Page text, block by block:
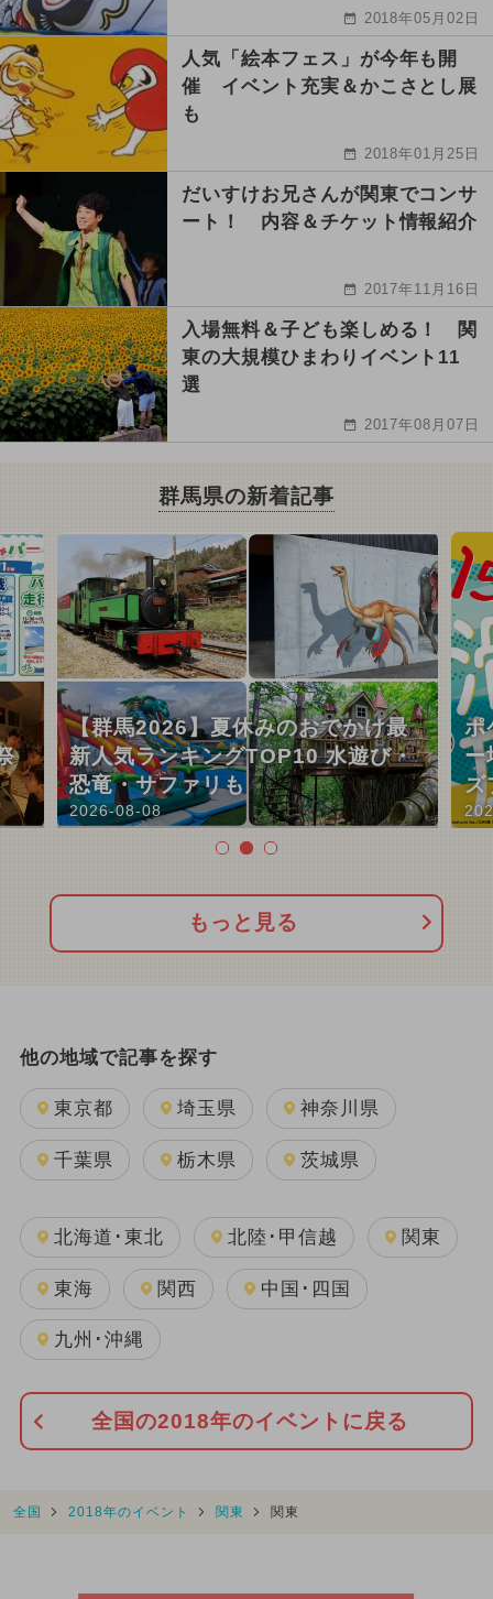
2018年05月02日
人気「絵本フェス」が今年も開
催 イベント充実＆かこさとし展
も
2018年01月25日
だいすけお兄さんが関東でコンサ
ート！ 内容＆チケット情報紹介
2017年11月16日
入場無料＆子ども楽しめる！ 関
東の大規模ひまわりイベント11
選
2017年08月07日
群馬県の新着記事
【群馬2026】夏休みのおでかけ最
新人気ランキングTOP10 水遊び・
恐竜・サファリも
2026-08-08
ポ
ー
ズ
もっと見る
他の地域で記事を探す
東京都 埼玉県 神奈川県
千葉県 栃木県 茨城県
北海道･東北 北陸･甲信越 関東
東海 関西 中国･四国
九州･沖縄
全国の2018年のイベントに戻る
全国 2018年のイベント 関東 関東